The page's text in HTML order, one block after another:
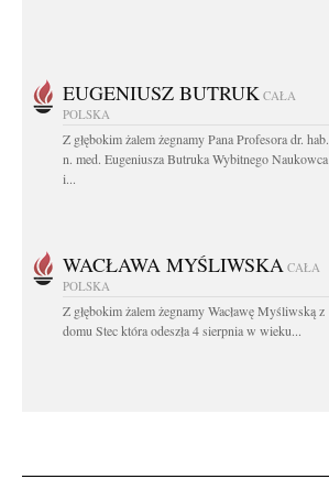
EUGENIUSZ BUTRUK CAŁA
POLSKA
Z głębokim żalem żegnamy Pana Profesora dr. hab.
n. med. Eugeniusza Butruka Wybitnego Naukowca
i...
WACŁAWA MYŚLIWSKA CAŁA
POLSKA
Z głębokim żalem żegnamy Wacławę Myśliwską z
domu Stec która odeszła 4 sierpnia w wieku...